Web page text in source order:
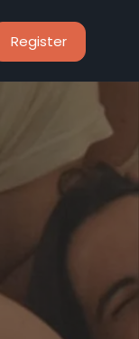
Register